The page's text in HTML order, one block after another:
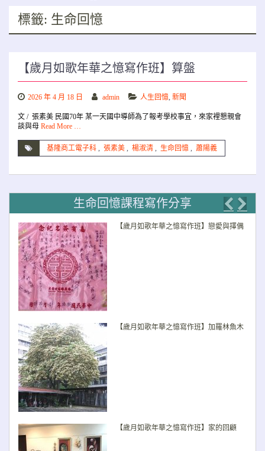
標籤: 生命回憶
【歲月如歌年華之憶寫作班】算盤
2026 年 4 月 18 日 admin 人生回憶, 新聞
文 / 張素美 民國70年 某一天國中導師為了報考學校事宜，來家裡懇親會
談與母 Read More …
基隆商工電子科 , 張素美 , 楊淑清 , 生命回憶 , 蕭陽義
生命回憶課程寫作分享
【歲月如歌年華之憶寫作班】戀愛與擇偶
【歲月如歌年華之憶寫作班】加羅林魚木
【歲月如歌年華之憶寫作班】家的回顧